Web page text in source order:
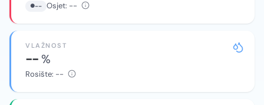
-- Osjet: --
VLAŽNOST
--%
Rosište: --